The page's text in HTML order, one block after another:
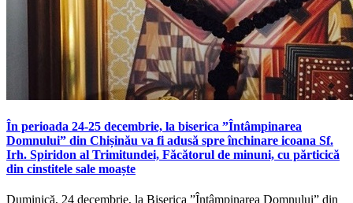
În perioada 24-25 decembrie, la biserica ”Întâmpinarea
Domnului” din Chișinău va fi adusă spre închinare icoana Sf.
Irh. Spiridon al Trimitundei, Făcătorul de minuni, cu părticică
din cinstitele sale moaște
Duminică, 24 decembrie, la Biserica ”Întâmpinarea Domnului” din